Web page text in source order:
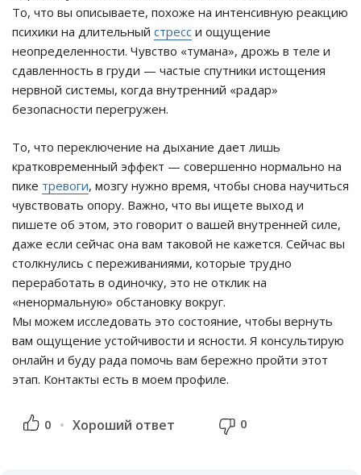
То, что вы описываете, похоже на интенсивную реакцию
психики на длительный стресс и ощущение
неопределенности. Чувство «тумана», дрожь в теле и
сдавленность в груди — частые спутники истощения
нервной системы, когда внутренний «радар»
безопасности перегружен.
То, что переключение на дыхание дает лишь
кратковременный эффект — совершенно нормально на
пике тревоги, мозгу нужно время, чтобы снова научиться
чувствовать опору. Важно, что вы ищете выход и
пишете об этом, это говорит о вашей внутренней силе,
даже если сейчас она вам таковой не кажется. Сейчас вы
столкнулись с переживаниями, которые трудно
переработать в одиночку, это не отклик на
«ненормальную» обстановку вокруг.
Мы можем исследовать это состояние, чтобы вернуть
вам ощущение устойчивости и ясности. Я консультирую
онлайн и буду рада помочь вам бережно пройти этот
этап. Контакты есть в моем профиле.
0 Хороший ответ 0